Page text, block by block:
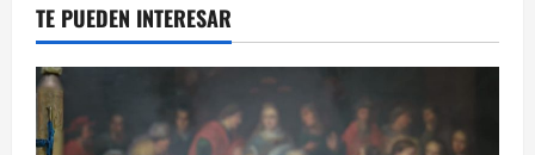
TE PUEDEN INTERESAR